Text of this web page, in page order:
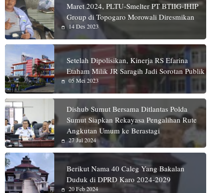
Maret 2024, PLTU-Smelter PT BTIIG-IHIP
Group di Topogaro Morowali Diresmikan
14 Des 2023
Setelah Dipolisikan, Kinerja RS Efarina
Etaham Milik JR Saragih Jadi Sorotan Publik
05 Mei 2023
Dishub Sumut Bersama Ditlantas Polda
Sumut Siapkan Rekayasa Pengalihan Rute
Angkutan Umum ke Berastagi
27 Jul 2024
Berikut Nama 40 Caleg Yang Bakalan
Duduk di DPRD Karo 2024-2029
20 Feb 2024